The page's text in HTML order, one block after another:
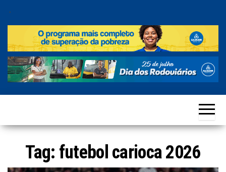
Magazine
do Rio
e
região!
.
Tag: futebol carioca 2026